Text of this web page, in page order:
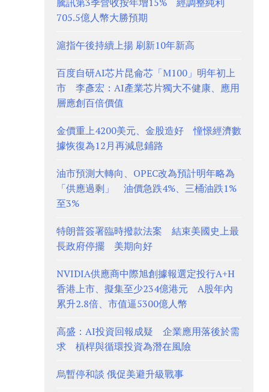
705.5億人幣大勝預期
滬指午後持續上揚 刷新10年新高
百度自研AI芯片昆侖芯「M100」明年初上
市 李彥宏：AI產業芯片獨大不健康、應用
層應創百倍價值
金價重上4200美元、金股造好 憧憬經濟數
據恢復為12月再減息鋪路
油市預測大轉向、OPEC改為預計明年略為
「供應過剩」 油價急跌4%、三桶油跌1%
至3%
特朗普簽署臨時撥款法案 結束美國史上最
長政府停擺 美期向好
NVIDIA供應商中際旭創據報選定投行A+H
香港上市、擬集至少234億港元 A股年內
累升2.8倍、市值逼5300億人幣
高盛：AI投資回報成疑 企業應用落後於需
求 槓桿與循環投資為潛在風險
烏暫停和談 俄促美避升級戰事